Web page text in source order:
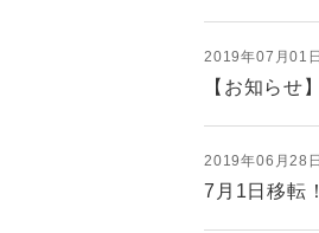
2019年07月01日
【お知らせ
2019年06月28日
7月1日移転